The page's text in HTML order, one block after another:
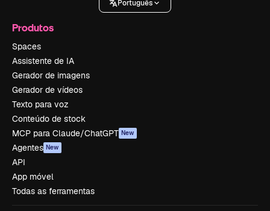
Português
Produtos
Spaces
Assistente de IA
Gerador de imagens
Gerador de vídeos
Texto para voz
Conteúdo de stock
MCP para Claude/ChatGPT New
Agentes New
API
App móvel
Todas as ferramentas